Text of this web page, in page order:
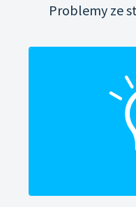
Problemy ze